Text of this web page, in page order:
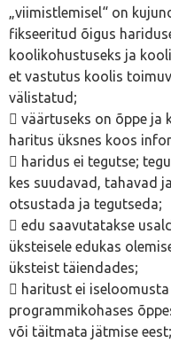
„viimistlemisel“ on
fikseeritud õigus
koolikohustuseks ja
et vastutus koolis
välistatud;
 väärtuseks on õppe ja
haritus üksnes koos
 haridus ei tegutse;
kes suudavad, tahavad
otsustada ja tegutseda;
 edu saavutatakse
üksteisele edukas
üksteist täiendades;
 haritust ei
programmikohases
või täitmata jätmise eest;